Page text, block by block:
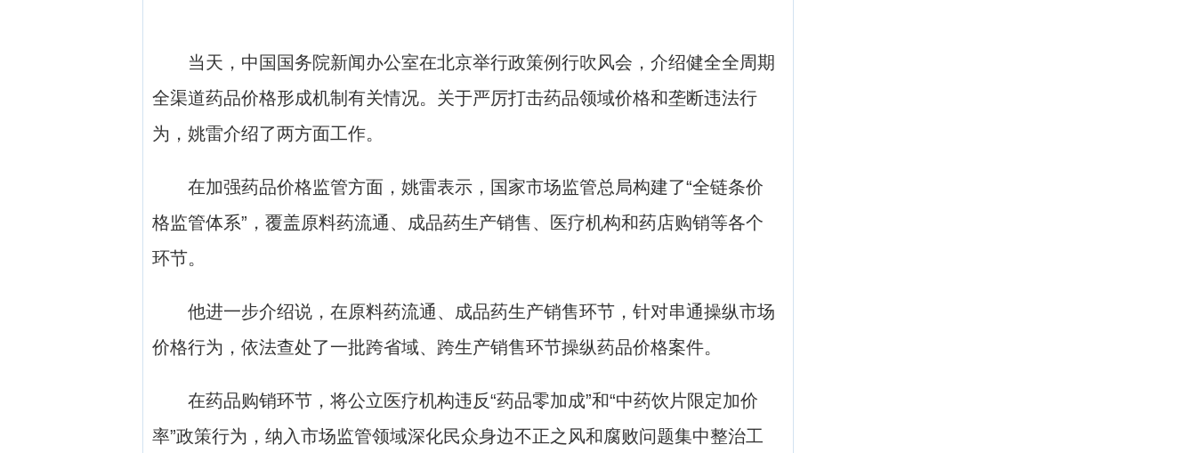
当天，中国国务院新闻办公室在北京举行政策例行吹风会，介绍健全全周期
全渠道药品价格形成机制有关情况。关于严厉打击药品领域价格和垄断违法行
为，姚雷介绍了两方面工作。
在加强药品价格监管方面，姚雷表示，国家市场监管总局构建了“全链条价
格监管体系”，覆盖原料药流通、成品药生产销售、医疗机构和药店购销等各个
环节。
他进一步介绍说，在原料药流通、成品药生产销售环节，针对串通操纵市场
价格行为，依法查处了一批跨省域、跨生产销售环节操纵药品价格案件。
在药品购销环节，将公立医疗机构违反“药品零加成”和“中药饮片限定加价
率”政策行为，纳入市场监管领域深化民众身边不正之风和腐败问题集中整治工